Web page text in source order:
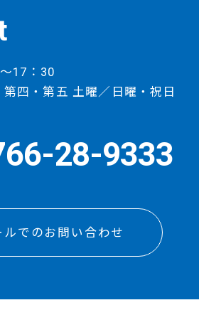
17：30
第四・第五 土曜／日曜・祝日
28-9333
ルでのお問い合わせ